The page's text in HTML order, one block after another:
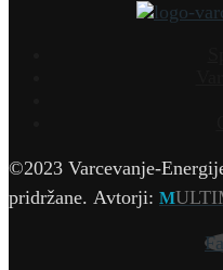
©2023 Varcevanje-
pridržane. Avtorji: M